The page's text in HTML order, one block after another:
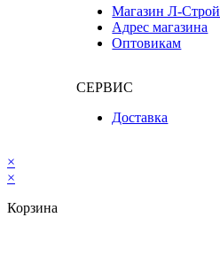
Магазин Л-Строй
Адрес магазина
Оптовикам
СЕРВИС
Доставка
×
×
Корзина